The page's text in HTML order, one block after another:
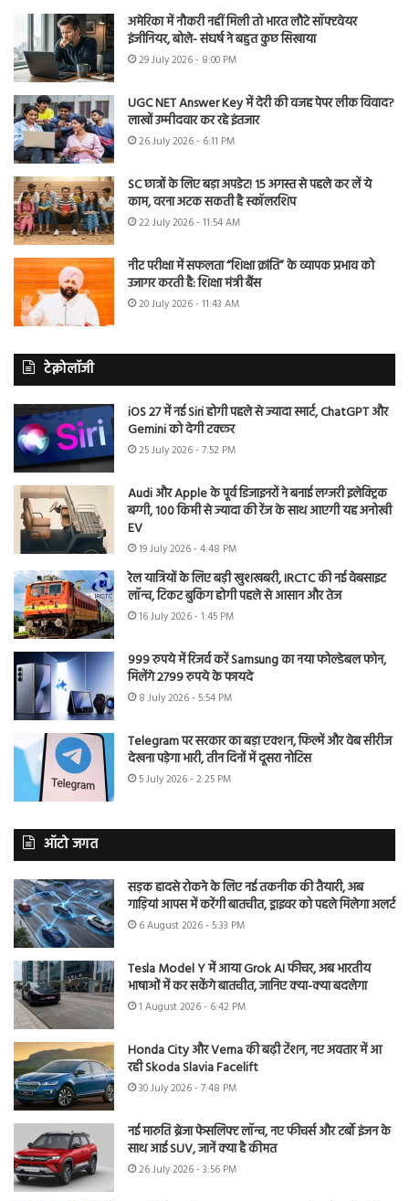
अमेरिका में नौकरी नहीं मिली तो भारत लौटे सॉफ्टवेयर
इंजीनियर, बोले- संघर्ष ने बहुत कुछ सिखाया
29 July 2026 - 8:00 PM
UGC NET Answer Key में देरी की वजह पेपर लीक विवाद?
लाखों उम्मीदवार कर रहे इंतजार
26 July 2026 - 6:11 PM
SC छात्रों के लिए बड़ा अपडेट! 15 अगस्त से पहले कर लें ये
काम, वरना अटक सकती है स्कॉलरशिप
22 July 2026 - 11:54 AM
नीट परीक्षा में सफलता “शिक्षा क्रांति” के व्यापक प्रभाव को
उजागर करती है: शिक्षा मंत्री बैंस
20 July 2026 - 11:43 AM
टेक्नोलॉजी
iOS 27 में नई Siri होगी पहले से ज्यादा स्मार्ट, ChatGPT और
Gemini को देगी टक्कर
25 July 2026 - 7:52 PM
Audi और Apple के पूर्व डिजाइनरों ने बनाई लग्जरी इलेक्ट्रिक
बग्गी, 100 किमी से ज्यादा की रेंज के साथ आएगी यह अनोखी
EV
19 July 2026 - 4:48 PM
रेल यात्रियों के लिए बड़ी खुशखबरी, IRCTC की नई वेबसाइट
लॉन्च, टिकट बुकिंग होगी पहले से आसान और तेज
16 July 2026 - 1:45 PM
999 रुपये में रिजर्व करें Samsung का नया फोल्डेबल फोन,
मिलेंगे 2799 रुपये के फायदे
8 July 2026 - 5:54 PM
Telegram पर सरकार का बड़ा एक्शन, फिल्में और वेब सीरीज
देखना पड़ेगा भारी, तीन दिनों में दूसरा नोटिस
5 July 2026 - 2:25 PM
ऑटो जगत
सड़क हादसे रोकने के लिए नई तकनीक की तैयारी, अब
गाड़ियां आपस में करेंगी बातचीत, ड्राइवर को पहले मिलेगा अलर्ट
6 August 2026 - 5:33 PM
Tesla Model Y में आया Grok AI फीचर, अब भारतीय
भाषाओं में कर सकेंगे बातचीत, जानिए क्या-क्या बदलेगा
1 August 2026 - 6:42 PM
Honda City और Verna की बढ़ी टेंशन, नए अवतार में आ
रही Skoda Slavia Facelift
30 July 2026 - 7:48 PM
नई मारुति ब्रेजा फेसलिफ्ट लॉन्च, नए फीचर्स और टर्बो इंजन के
साथ आई SUV, जानें क्या है कीमत
26 July 2026 - 3:56 PM